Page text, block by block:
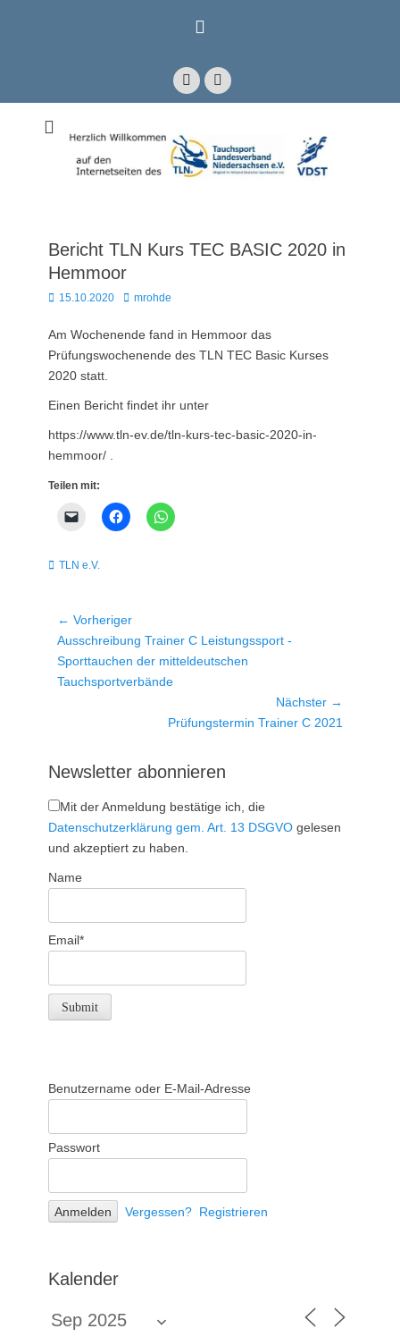
FacebookE-
Mail
Tauchsport
Landesverband
Bericht TLN Kurs TEC BASIC 2020 in
Hemmoor
Posted
15.10.2020 Autor
mrohde
Am Wochenende fand in Hemmoor das
Prüfungswochenende des TLN TEC Basic Kurses
2020 statt.
Einen Bericht findet ihr unter
https://www.tln-ev.de/tln-kurs-tec-basic-2020-in-
hemmoor/ .
Teilen mit:
Kategorien
TLN e.V.
Beitragsnavigation
← Vorheriger
Vorheriger
Beitrag:
Ausschreibung Trainer C Leistungssport -
Sporttauchen der mitteldeutschen
Tauchsportverbände
Nächster →
Prüfungstermin Trainer C 2021
Newsletter abonnieren
Mit der Anmeldung bestätige ich, die
Datenschutzerklärung gem. Art. 13 DSGVO gelesen
und akzeptiert zu haben.
Name
Email*
Benutzername oder E-Mail-Adresse
Passwort
Vergessen? Registrieren
Kalender